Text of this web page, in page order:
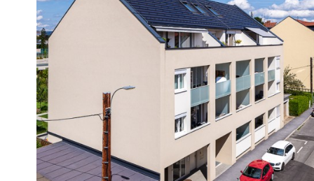
Eggenberg
Lerchengasse
Kleines Projekt in Ruhelage